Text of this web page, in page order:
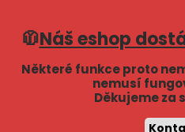
🧥Náš eshop
Některé funkce proto
nemusí
Děkujeme za
Zpět
Zpět